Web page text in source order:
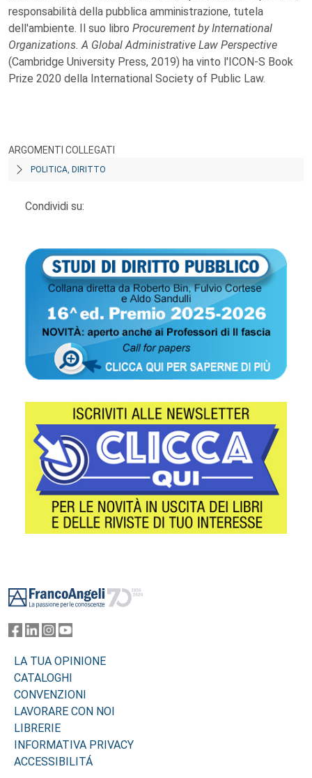
responsabilità della pubblica amministrazione, tutela
dell'ambiente. Il suo libro Procurement by International
Organizations. A Global Administrative Law Perspective
(Cambridge University Press, 2019) ha vinto l'ICON-S Book
Prize 2020 della International Society of Public Law.
ARGOMENTI COLLEGATI
POLITICA, DIRITTO
Condividi su:
LA TUA OPINIONE
CATALOGHI
CONVENZIONI
LAVORARE CON NOI
LIBRERIE
INFORMATIVA PRIVACY
ACCESSIBILITÁ